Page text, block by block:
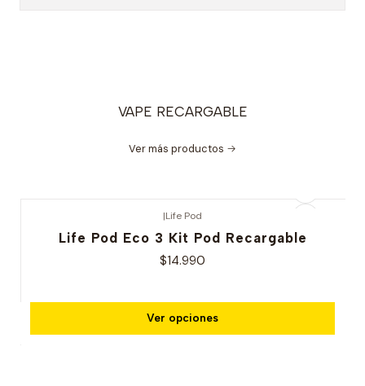
VAPE RECARGABLE
Ver más productos
|Life Pod
Life Pod Eco 3 Kit Pod Recargable
$14.990
Ver opciones